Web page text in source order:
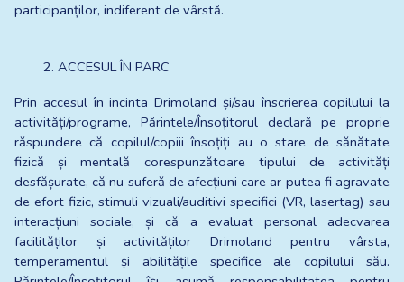
participanților, indiferent de vârstă.
ACCESUL ÎN PARC
Prin accesul în incinta Drimoland și/sau înscrierea copilului la
activități/programe, Părintele/Însoțitorul declară pe proprie
răspundere că copilul/copiii însoțiți au o stare de sănătate
fizică și mentală corespunzătoare tipului de activități
desfășurate, că nu suferă de afecțiuni care ar putea fi agravate
de efort fizic, stimuli vizuali/auditivi specifici (VR, lasertag) sau
interacțiuni sociale, și că a evaluat personal adecvarea
facilităților și activităților Drimoland pentru vârsta,
temperamentul și abilitățile specifice ale copilului său.